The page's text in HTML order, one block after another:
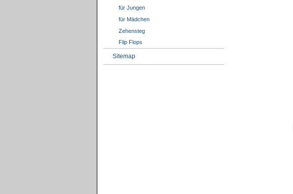
für Jungen
für Mädchen
Zehensteg
Flip Flops
Sitemap